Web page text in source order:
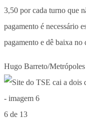
3,50 por cada turno que
pagamento é necessário
pagamento e dê baixa no
Hugo Barreto/Metrópoles
6 de 13